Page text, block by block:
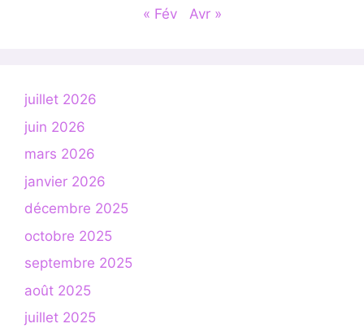
« Fév Avr »
juillet 2026
juin 2026
mars 2026
janvier 2026
décembre 2025
octobre 2025
septembre 2025
août 2025
juillet 2025